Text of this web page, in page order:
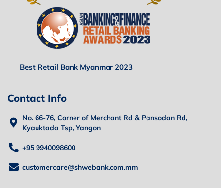
Best Retail Bank Myanmar 2023
Contact Info
No. 66-76, Corner of Merchant Rd & Pansodan Rd,
Kyauktada Tsp, Yangon
+95 9940098600
customercare@shwebank.com.mm